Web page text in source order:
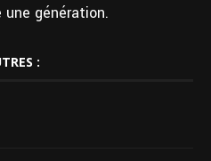
génération.
: